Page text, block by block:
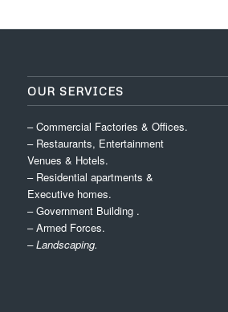
OUR SERVICES
– Commercial Factories & Offices.
– Restaurants, Entertainment
Venues & Hotels.
– Residential apartments &
Executive homes.
– Government Building .
– Armed Forces.
– Landscaping.